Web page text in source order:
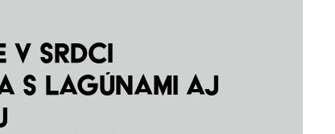
v srdci
s lagúnami aj